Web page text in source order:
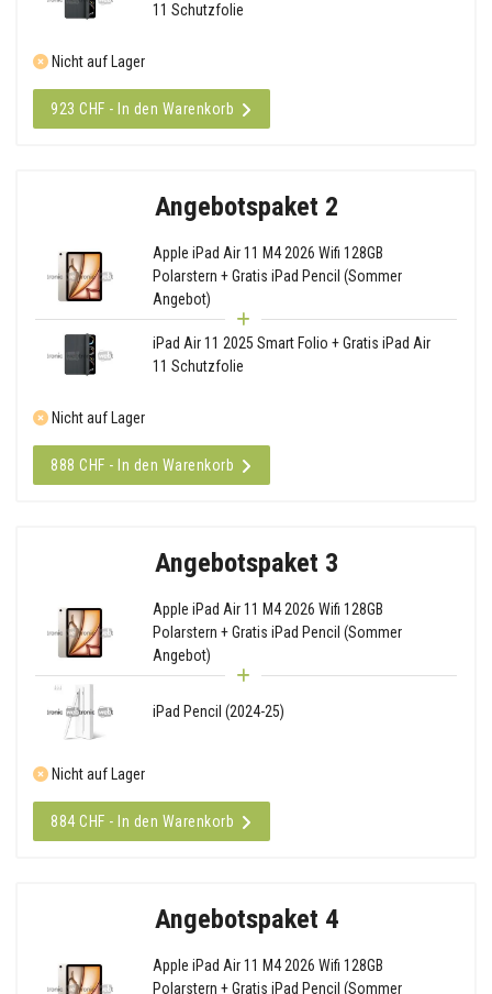
11 Schutzfolie
Nicht auf Lager
923 CHF - In den Warenkorb
Angebotspaket 2
Apple iPad Air 11 M4 2026 Wifi 128GB
Polarstern + Gratis iPad Pencil (Sommer
Angebot)
iPad Air 11 2025 Smart Folio + Gratis iPad Air
11 Schutzfolie
Nicht auf Lager
888 CHF - In den Warenkorb
Angebotspaket 3
Apple iPad Air 11 M4 2026 Wifi 128GB
Polarstern + Gratis iPad Pencil (Sommer
Angebot)
iPad Pencil (2024-25)
Nicht auf Lager
884 CHF - In den Warenkorb
Angebotspaket 4
Apple iPad Air 11 M4 2026 Wifi 128GB
Polarstern + Gratis iPad Pencil (Sommer